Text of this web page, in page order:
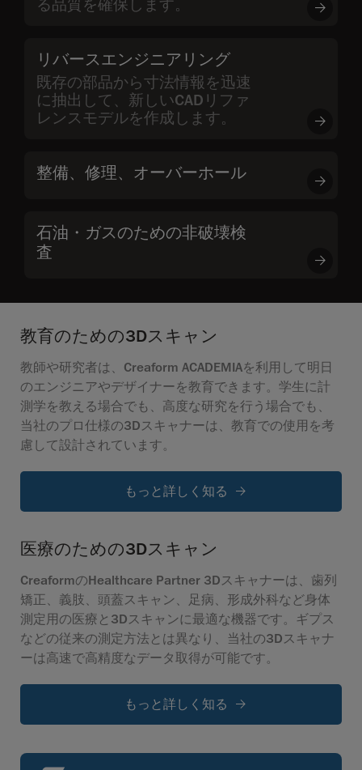
る品質を確保します。
リバースエンジニアリング
既存の部品から寸法情報を迅速
に抽出して、新しいCADリファ
レンスモデルを作成します。
整備、修理、オーバーホール
石油・ガスのための非破壊検
査
教育のための3Dスキャン
教師や研究者は、Creaform ACADEMIAを利用して明日
のエンジニアやデザイナーを教育できます。学生に計
測学を教える場合でも、高度な研究を行う場合でも、
当社のプロ仕様の3Dスキャナーは、教育での使用を考
慮して設計されています。
もっと詳しく知る
医療のための3Dスキャン
CreaformのHealthcare Partner 3Dスキャナーは、歯列
矯正、義肢、頭蓋スキャン、足病、形成外科など身体
測定用の医療と3Dスキャンに最適な機器です。ギプス
などの従来の測定方法とは異なり、当社の3Dスキャナ
ーは高速で高精度なデータ取得が可能です。
もっと詳しく知る